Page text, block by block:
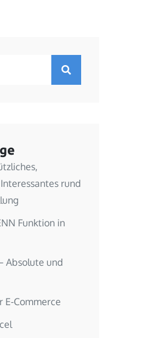
rund
Funktion in
Absolute und
E-Commerce